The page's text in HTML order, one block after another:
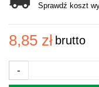
Sprawdź koszt
8,85 zł brutto
-